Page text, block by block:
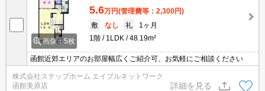
画像：5枚
5.6万円(管理費等：2,300円)
敷
なし 礼
1ヶ月
1階
1LDK 48.19m²
函館近郊エリアのお部屋幅広くご紹介可、お気軽にご相談ください
株式会社ステップホーム エイブルネットワーク
函館美原店
詳細を見る